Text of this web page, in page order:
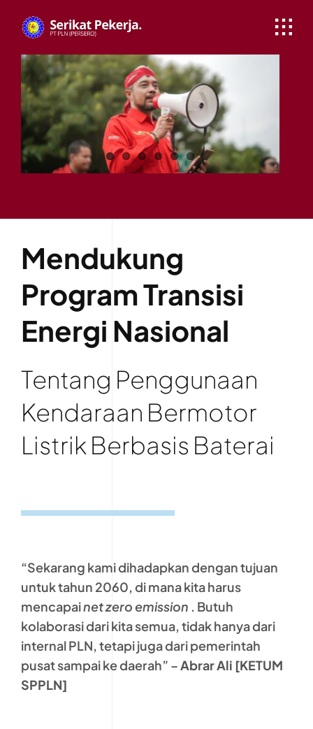
content
Mendukung
Program Transisi
Energi Nasional
Tentang Penggunaan
Kendaraan Bermotor
Listrik Berbasis Baterai
“Sekarang kami dihadapkan dengan tujuan
untuk tahun 2060, di mana kita harus
mencapainet zero emission . Butuh
kolaborasi dari kita semua, tidak hanya dari
internal PLN, tetapi juga dari pemerintah
pusat sampai ke daerah” – Abrar Ali [KETUM
SPPLN]